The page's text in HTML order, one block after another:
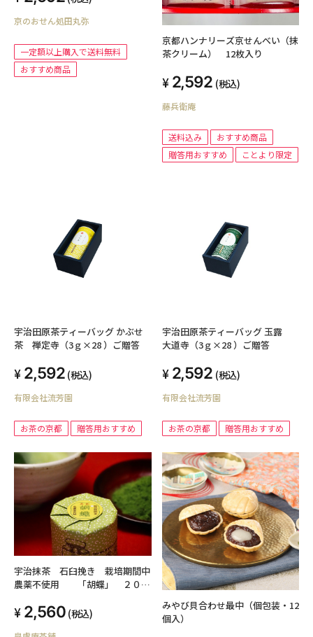
京のおせん処田丸弥
一定額以上購入で送料無料
おすすめ商品
京都ハンナリーズ京せんべい（抹
茶クリーム） 12枚入り
2,592 (税込)
藤兵衛庵
送料込み
おすすめ商品
贈答用おすすめ
ことより限定
宇治田原茶ティーバッグ かぶせ
茶 禅定寺（3ｇ×28 ）ご贈答
2,592 (税込)
有限会社流芳園
お茶の京都 贈答用おすすめ
宇治田原茶ティーバッグ 玉露
大道寺（3ｇ×28 ）ご贈答
2,592 (税込)
有限会社流芳園
お茶の京都 贈答用おすすめ
宇治抹茶 石臼挽き 栽培期間中
農薬不使用 「胡蝶」 ２０
2,560 (税込)
みやび貝合わせ最中（個包装・12
個入）